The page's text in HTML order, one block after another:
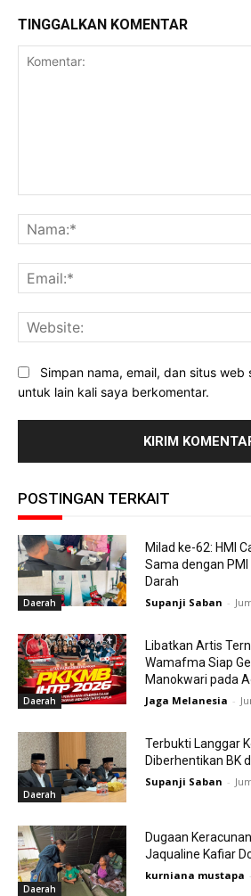
TINGGALKAN KOMENTAR
Simpan nama, email, dan situs web
untuk lain kali saya berkomentar.
POSTINGAN TERKAIT
Daerah
Milad ke-62: HMI
Sama dengan
Darah
Supanji Saban -
Daerah
Libatkan Artis
Wamafma Siap
Manokwari pada
Jaga Melanesia -
Daerah
Terbukti Langgar
Diberhentikan BK
Supanji Saban -
Daerah
Dugaan
Jaqualine Kafiar
kurniana mustapa -